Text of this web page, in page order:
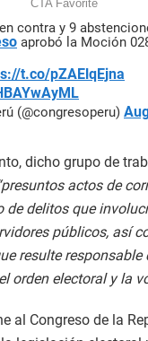
contra y 9
aprobó la Moción
t.co/pZAElqEjna
(@congresoperu)
dicho grupo de
actos de
de delitos que
públicos, así
resulte responsable
orden electoral y la
al Congreso de la